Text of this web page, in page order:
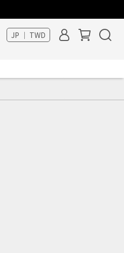
JP ｜ TWD